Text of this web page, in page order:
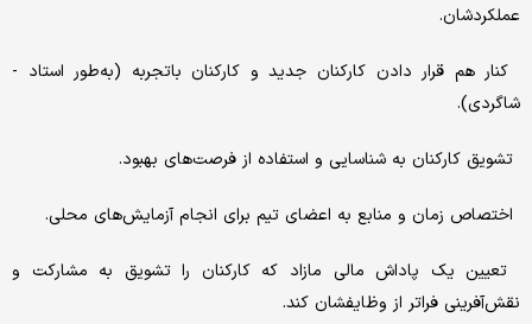
عملکردشان.
کنار هم قرار دادن کارکنان جدید و کارکنان باتجربه (به‌طور استاد -
شاگردی).
تشویق کارکنان به شناسایی و استفاده از فرصت‌های بهبود.
اختصاص زمان و منابع به اعضای تیم برای انجام آزمایش‌های محلی.
تعیین یک پاداش مالی مازاد که کارکنان را تشویق به مشارکت و
نقش‌آفرینی فراتر از وظایفشان کند.